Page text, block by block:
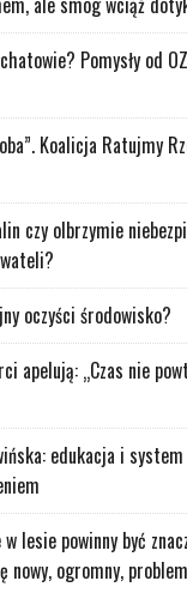
Pomysły od
Koalicja Ratujmy
czy olbrzymie
oczyści środowisko?
apelują: „Czas nie
edukacja i system
lesie powinny być
nowy, ogromny,